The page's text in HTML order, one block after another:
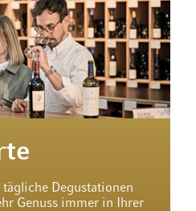
Degustationen
Genuss immer in Ihrer